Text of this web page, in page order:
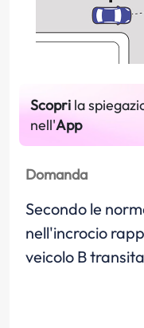
Scopri la
nell'App
Domanda
Secondo le
nell'incrocio
veicolo B